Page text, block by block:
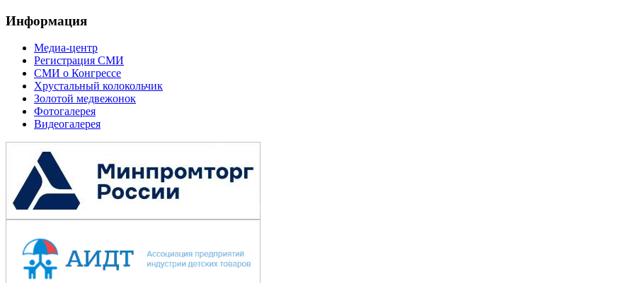
Информация
Медиа-центр
Регистрация СМИ
СМИ о Конгрессе
Хрустальный колокольчик
Золотой медвежонок
Фотогалерея
Видеогалерея